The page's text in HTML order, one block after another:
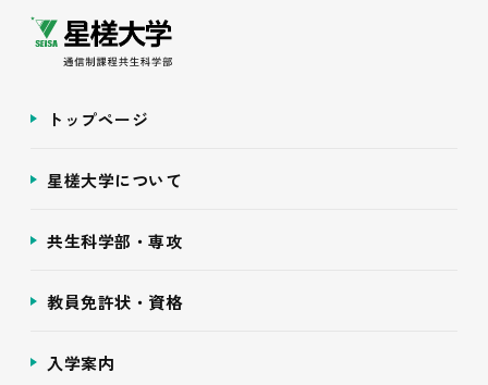
トップページ
星槎大学について
共生科学部・専攻
教員免許状・資格
入学案内